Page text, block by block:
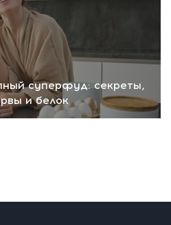
суперфуд: секреты,
и белок